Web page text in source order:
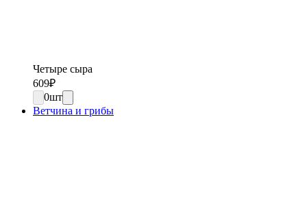
Четыре сыра
609₽
0шт
Ветчина и грибы